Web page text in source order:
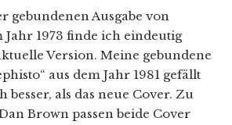
gebundenen Ausgabe von
Jahr 1973 finde ich eindeutig
Version. Meine gebundene
aus dem Jahr 1981 gefällt
als das neue Cover. Zu
Brown passen beide Cover